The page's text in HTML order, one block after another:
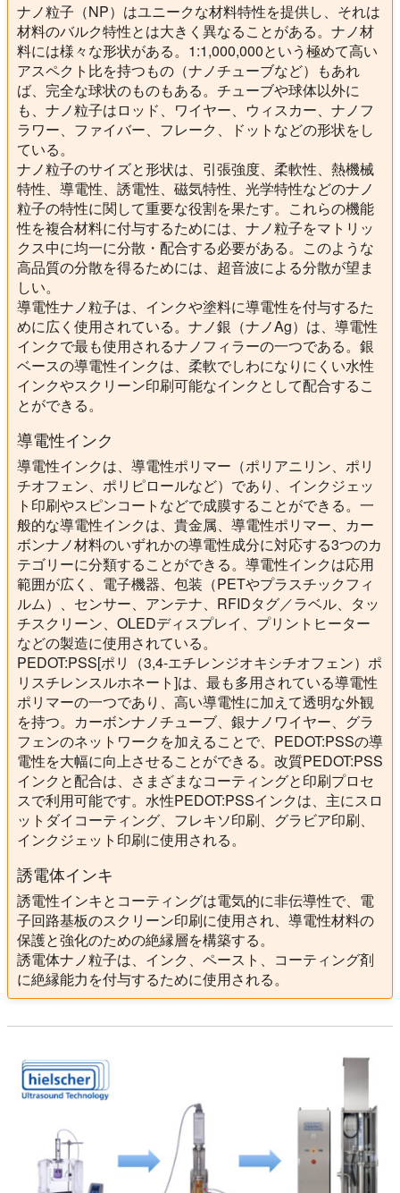
ナノ粒子（NP）はユニークな材料特性を提供し、それは
材料のバルク特性とは大きく異なることがある。ナノ材
料には様々な形状がある。1:1,000,000という極めて高い
アスペクト比を持つもの（ナノチューブなど）もあれ
ば、完全な球状のものもある。チューブや球体以外に
も、ナノ粒子はロッド、ワイヤー、ウィスカー、ナノフ
ラワー、ファイバー、フレーク、ドットなどの形状をし
ている。
ナノ粒子のサイズと形状は、引張強度、柔軟性、熱機械
特性、導電性、誘電性、磁気特性、光学特性などのナノ
粒子の特性に関して重要な役割を果たす。これらの機能
性を複合材料に付与するためには、ナノ粒子をマトリッ
クス中に均一に分散・配合する必要がある。このような
高品質の分散を得るためには、超音波による分散が望ま
しい。
導電性ナノ粒子は、インクや塗料に導電性を付与するた
めに広く使用されている。ナノ銀（ナノAg）は、導電性
インクで最も使用されるナノフィラーの一つである。銀
ベースの導電性インクは、柔軟でしわになりにくい水性
インクやスクリーン印刷可能なインクとして配合するこ
とができる。
導電性インク
導電性インクは、導電性ポリマー（ポリアニリン、ポリ
チオフェン、ポリピロールなど）であり、インクジェッ
ト印刷やスピンコートなどで成膜することができる。一
般的な導電性インクは、貴金属、導電性ポリマー、カー
ボンナノ材料のいずれかの導電性成分に対応する3つのカ
テゴリーに分類することができる。導電性インクは応用
範囲が広く、電子機器、包装（PETやプラスチックフィ
ルム）、センサー、アンテナ、RFIDタグ／ラベル、タッ
チスクリーン、OLEDディスプレイ、プリントヒーター
などの製造に使用されている。
PEDOT:PSS[ポリ（3,4-エチレンジオキシチオフェン）ポ
リスチレンスルホネート]は、最も多用されている導電性
ポリマーの一つであり、高い導電性に加えて透明な外観
を持つ。カーボンナノチューブ、銀ナノワイヤー、グラ
フェンのネットワークを加えることで、PEDOT:PSSの導
電性を大幅に向上させることができる。改質PEDOT:PSS
インクと配合は、さまざまなコーティングと印刷プロセ
スで利用可能です。水性PEDOT:PSSインクは、主にスロ
ットダイコーティング、フレキソ印刷、グラビア印刷、
インクジェット印刷に使用される。
誘電体インキ
誘電性インキとコーティングは電気的に非伝導性で、電
子回路基板のスクリーン印刷に使用され、導電性材料の
保護と強化のための絶縁層を構築する。
誘電体ナノ粒子は、インク、ペースト、コーティング剤
に絶縁能力を付与するために使用される。